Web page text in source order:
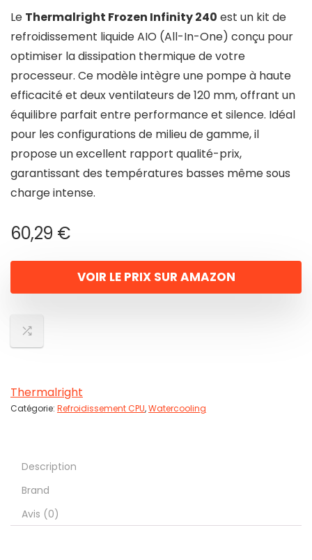
Le Thermalright Frozen Infinity 240 est un kit de
refroidissement liquide AIO (All-In-One) conçu pour
optimiser la dissipation thermique de votre
processeur. Ce modèle intègre une pompe à haute
efficacité et deux ventilateurs de 120 mm, offrant un
équilibre parfait entre performance et silence. Idéal
pour les configurations de milieu de gamme, il
propose un excellent rapport qualité-prix,
garantissant des températures basses même sous
charge intense.
60,29 €
VOIR LE PRIX SUR AMAZON
Thermalright
Catégorie: Refroidissement CPU,Watercooling
Description
Brand
Avis (0)